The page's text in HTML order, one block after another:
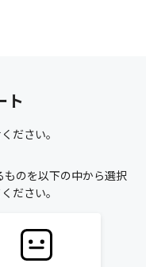
ト
ださい。
のを以下の中から選択
ださい。